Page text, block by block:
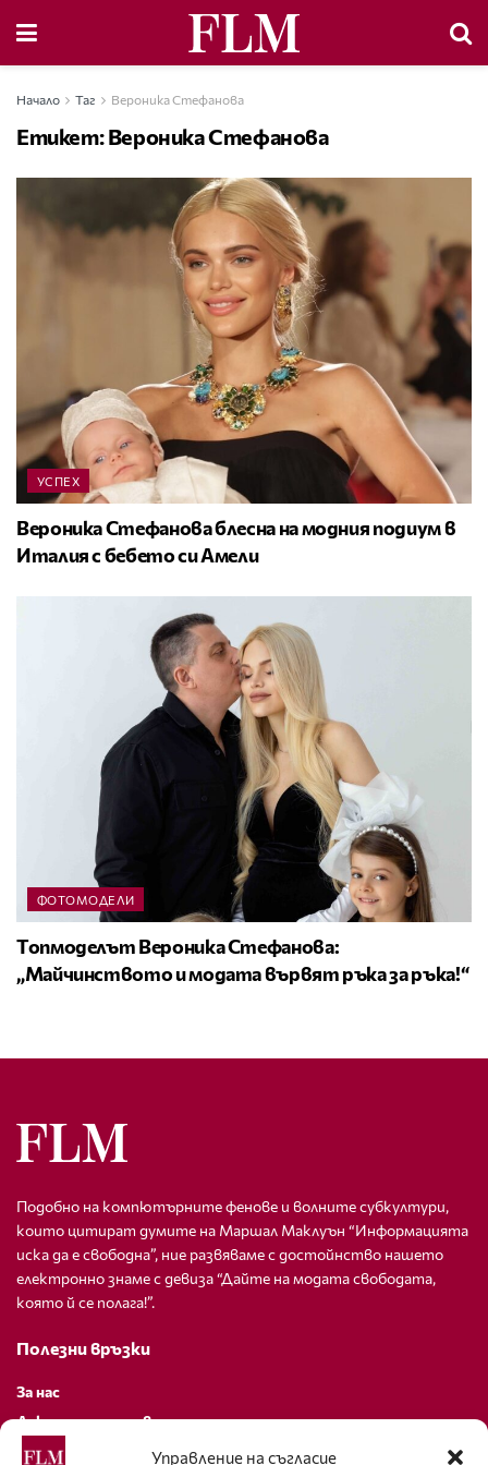
Управление на съгласие
Начало Таг Вероника Стефанова
Етикет:Вероника Стефанова
УСПЕХ
Вероника Стефанова блесна на модния подиум в
Италия с бебето си Амели
ФОТОМОДЕЛИ
Топмоделът Вероника Стефанова:
„Майчинството и модата вървят ръка за ръка!“
Подобно на компютърните фенове и волните субкултури,
които цитират думите на Маршал Маклуън “Информацията
иска да е свободна”, ние развяваме с достойнство нашето
електронно знаме с девиза “Дайте на модата свободата,
която й се полага!”.
Полезни връзки
За нас
Декларация за поверителност
Политика за бисквитки